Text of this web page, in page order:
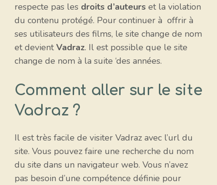
respecte pas les droits d’auteurs et la violation
du contenu protégé. Pour continuer à offrir à
ses utilisateurs des films, le site change de nom
et devientVadraz. Il est possible que le site
change de nom à la suite ‘des années.
Comment aller sur le site
Vadraz ?
Il est très facile de visiter Vadraz avec l’url du
site. Vous pouvez faire une recherche du nom
du site dans un navigateur web. Vous n’avez
pas besoin d’une compétence définie pour